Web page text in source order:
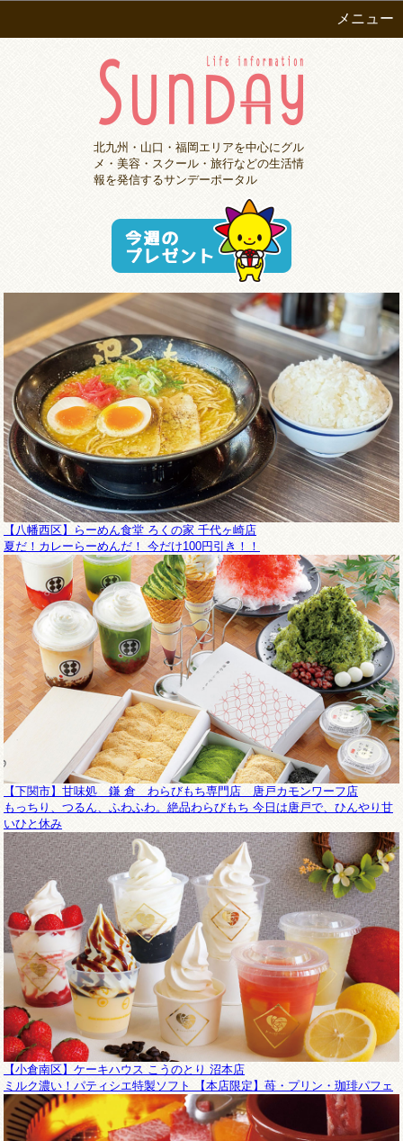
北九州・山口・福岡エリアを中心にグル
メ・美容・スクール・旅行などの生活情
報を発信するサンデーポータル
メニュー
【八幡西区】らーめん食堂 ろくの家 千代ヶ崎店
夏だ！カレーらーめんだ！ 今だけ100円引き！！
【下関市】甘味処 鎌 倉 わらびもち専門店 唐戸カモンワーフ店
もっちり、つるん、ふわふわ。絶品わらびもち 今日は唐戸で、ひんやり甘
いひと休み
【小倉南区】ケーキハウス こうのとり 沼本店
ミルク濃い！パティシエ特製ソフト 【本店限定】苺・プリン・珈琲パフェ